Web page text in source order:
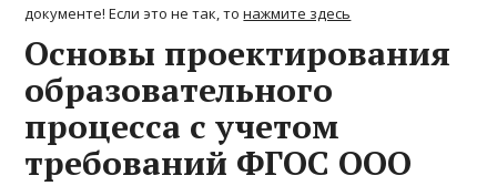
документе! Если это не так, тонажмите здесь
Основы проектирования
образовательного
процесса с учетом
требований ФГОС ООО